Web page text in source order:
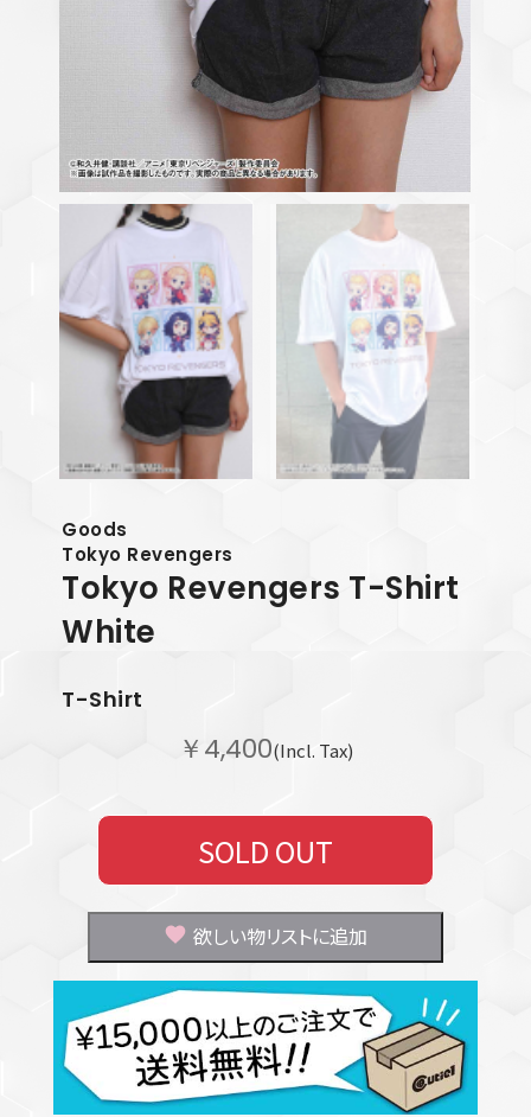
Goods
Tokyo Revengers
Tokyo Revengers T-Shirt
White
T-Shirt
￥4,400(Incl. Tax)
SOLD OUT
欲しい物リストに追加